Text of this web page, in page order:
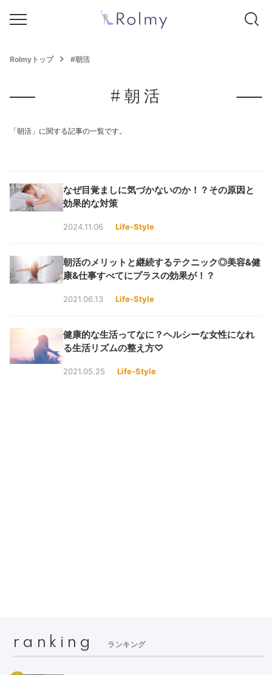
Rolmyトップ #朝活
#朝活
「朝活」に関する記事の一覧です。
なぜ目覚ましに気づかないのか！？その原因と
効果的な対策
2024.11.06 Life-Style
朝活のメリットと継続するテクニック◎美容&健
康&仕事すべてにプラスの効果が！？
2021.06.13 Life-Style
健康的な生活ってなに？ヘルシーな女性になれ
る生活リズムの整え方♡
2021.05.25 Life-Style
ranking ランキング